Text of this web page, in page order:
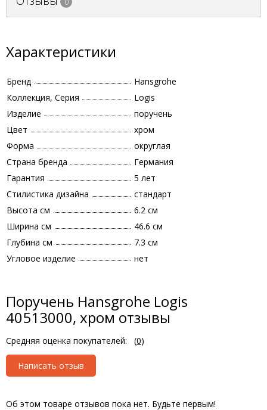
Характеристики
Бренд
Hansgrohe
Коллекция, Серия
Logis
Изделие
поручень
Цвет
хром
Форма
округлая
Страна бренда
Германия
Гарантия
5 лет
Стилистика дизайна
стандарт
Высота см
6.2 см
Ширина см
46.6 см
Глубина см
7.3 см
Угловое изделие
нет
Поручень Hansgrohe Logis
40513000, хром отзывы
Средняя оценка покупателей: (0)
Написать отзыв
Об этом товаре отзывов пока нет. Будьте первым!